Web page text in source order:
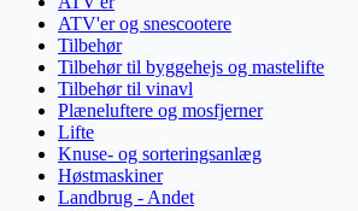
ATV'er og snescootere
Tilbehør
Tilbehør til byggehejs og mastelifte
Tilbehør til vinavl
Plæneluftere og mosfjerner
Lifte
Knuse- og sorteringsanlæg
Høstmaskiner
Landbrug - Andet